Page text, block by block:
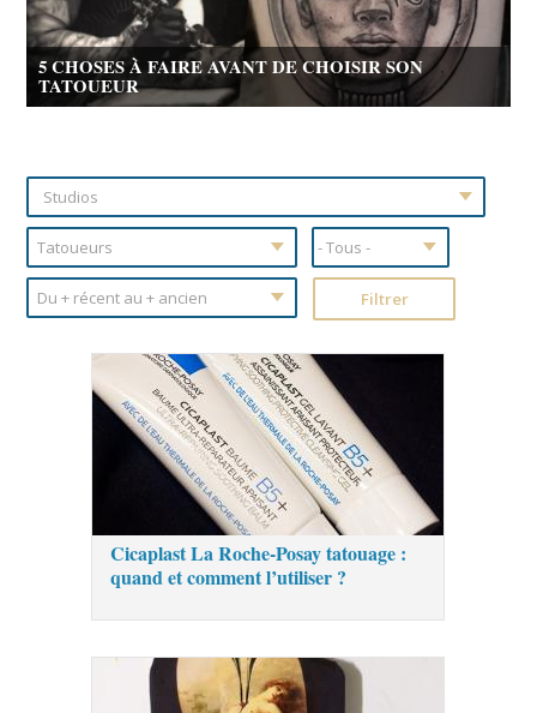
5 CHOSES À FAIRE AVANT DE CHOISIR SON
TATOUEUR
Cicaplast La Roche-Posay tatouage :
quand et comment l’utiliser ?